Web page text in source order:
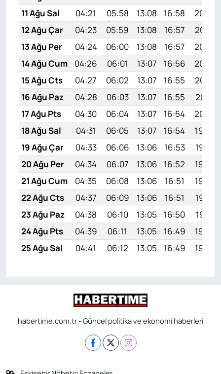
11 Ağu Sal
04:21 05:58 13:08 16:58
20:08
12 Ağu Çar
04:23 05:59 13:08 16:57
20:07
13 Ağu Per
04:24 06:00 13:08 16:57
20:05
14 Ağu Cum
04:26 06:01 13:07 16:56
20:04
15 Ağu Cts
04:27 06:02 13:07 16:55
20:03
16 Ağu Paz
04:28 06:03 13:07 16:55
20:01
17 Ağu Pts
04:30 06:04 13:07 16:54
20:00
18 Ağu Sal
04:31 06:05 13:07 16:54
19:59
19 Ağu Çar
04:33 06:06 13:06 16:53
19:57
20 Ağu Per
04:34 06:07 13:06 16:52
19:56
21 Ağu Cum
04:35 06:08 13:06 16:51
19:54
22 Ağu Cts
04:37 06:09 13:06 16:51
19:53
23 Ağu Paz
04:38 06:10 13:05 16:50
19:51
24 Ağu Pts
04:39 06:11 13:05 16:49
19:50
25 Ağu Sal
04:41 06:12 13:05 16:49 19:48
habertime.com.tr - Güncel politika ve ekonomi haberleri